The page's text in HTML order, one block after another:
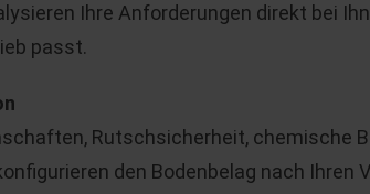
Ihre Anforderungen direkt bei
passt.
Rutschsicherheit, chemische
den Bodenbelag nach Ihren